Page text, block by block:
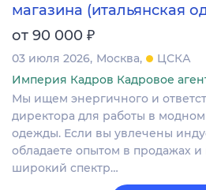
магазина (итальянская
от 90 000 ₽
03 июля 2026 Москва
ЦСКА
Империя Кадров Кадровое
Мы ищем энергичного и
директора для работы в модном
одежды. Если вы увлечены
обладаете опытом в продажах и
широкий спектр…